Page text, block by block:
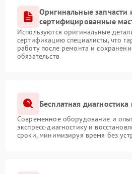
Оригинальные запчасти
сертифицированные
Используются оригинальные
сертификацию специалисты, что
работу после ремонта и
обязательств
Бесплатная
Современное оборудование и
экспресс-диагностику и
сроки, минимизируя время без